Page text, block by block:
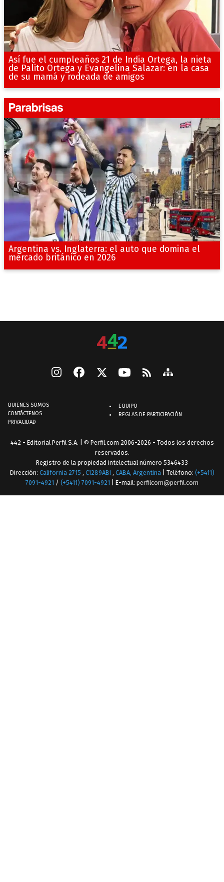
Así fue el cumpleaños 21 de India Ortega, la nieta
de Palito Ortega y Evangelina Salazar: en la casa
de su mamá y rodeada de amigos
Argentina vs. Inglaterra: el auto que domina el
mercado británico en 2026
QUIENES SOMOS
CONTÁCTENOS
PRIVACIDAD
EQUIPO
REGLAS DE PARTICIPACIÓN
442 - Editorial Perfil S.A. | © Perfil.com 2006-2026 - Todos los derechos
reservados.
Registro de la propiedad intelectual número 5346433
Dirección: California 2715 , C1289ABI , CABA, Argentina | Teléfono: (+5411)
7091-4921 / (+5411) 7091-4921 | E-mail: perfilcom@perfil.com